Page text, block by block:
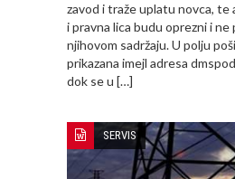
zavod i traže uplatu novca, te
i pravna lica budu oprezni i
njihovom sadržaju. U polju
prikazana imejl adresa
dok se u […]
SERVIS